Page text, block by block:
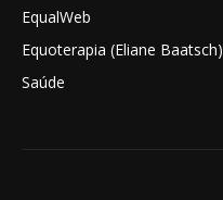
EqualWeb
Equoterapia (Eliane Baatsch)
Saúde